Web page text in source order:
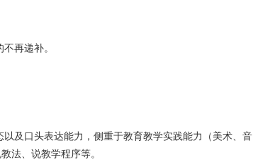
再递补。
及口头表达能力，侧重于教育教学实践能力（美术、音
法、说教学程序等。